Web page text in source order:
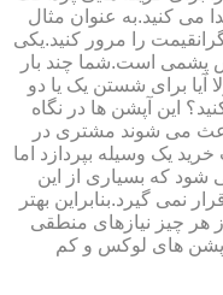
می کنید.به عنوان مثال
را مرور کنید.یکی
پشمی است.شما چند بار
برای شستن یک یا دو
این آپشن ها در نگاه
می شوند مشتری در
یک وسیله بپردازد اما
شود که بسیاری از این
نمی گیرد.بنابراین بهتر
هر چیز نیازهای منطقی
آپشن های لوکس و کم